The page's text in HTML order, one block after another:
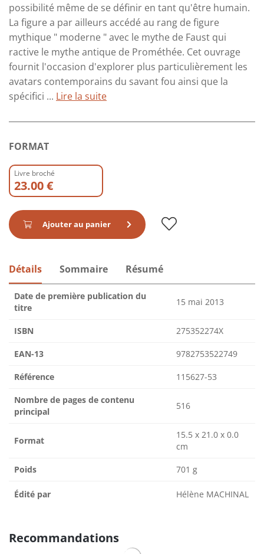
possibilité même de se définir en tant qu'être humain.
La figure a par ailleurs accédé au rang de figure
mythique " moderne " avec le mythe de Faust qui
ractive le mythe antique de Prométhée. Cet ouvrage
fournit l'occasion d'explorer plus particulièrement les
avatars contemporains du savant fou ainsi que la
spécifici ... Lire la suite
FORMAT
Livre broché
23.00 €
Ajouter au panier
Détails Sommaire Résumé
Date de première publication du
titre
15 mai 2013
ISBN 275352274X
EAN-13 9782753522749
Référence 115627-53
Nombre de pages de contenu
principal
516
Format
15.5 x 21.0 x 0.0
cm
Poids 701 g
Édité par Hélène MACHINAL
Recommandations